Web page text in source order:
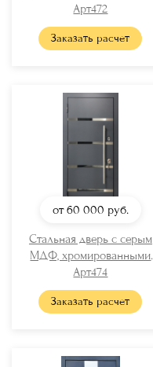
МДФ
Арт472
Заказать расчет
от 60 000 руб.
Стальная дверь с серым
МДФ, хромированными
вставками и бугельной
ручкой
Арт474
Заказать расчет